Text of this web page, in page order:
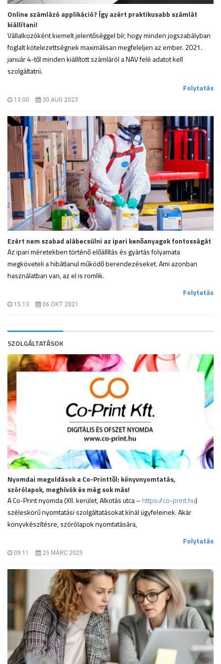
Online számlázó applikáció? Így azért praktikusabb számlát
kiállítani!
Vállalkozóként kiemelt jelentőséggel bír, hogy minden jogszabályban
foglalt kötelezettségnek maximálisan megfeleljen az ember. 2021.
január 4-től minden kiállított számláról a NAV felé adatot kell
szolgáltatni.
Folytatás
13:00 30 AUG 2023
Ezért nem szabad alábecsülni az ipari kenőanyagok fontosságát
Az ipari méretekben történő előállítás és gyártás folyamata
megköveteli a hibátlanul működő berendezéseket. Ami azonban
használatban van, az el is romlik.
Folytatás
15:13 06 OKT 2021
SZOLGÁLTATÁSOK
Nyomdai megoldások a Co-Printtől: könyvnyomtatás,
szórólapok, meghívók és még sok más!
A Co-Print nyomda (XII. kerület, Alkotás utca –https://co-print.hu)
széleskörű nyomtatási szolgáltatásokat kínál ügyfeleinek. Akár
könyvkészítésre, szórólapok nyomtatására,
Folytatás
09:11 25 MÁRC 2025